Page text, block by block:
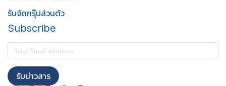
รับจัดกรุ๊ปส่วนตัว
Subscribe
รับข่าวสาร